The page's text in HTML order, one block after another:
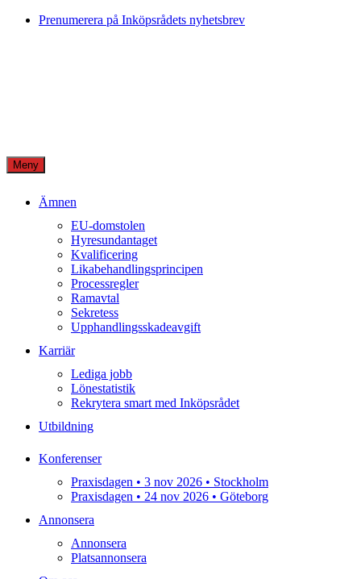
Skip
Prenumerera på Inköpsrådets nyhetsbrev
Meny
Ämnen
EU-domstolen
Hyresundantaget
Kvalificering
Likabehandlingsprincipen
Processregler
Ramavtal
Sekretess
Upphandlingsskadeavgift
Karriär
Lediga jobb
Lönestatistik
Rekrytera smart med Inköpsrådet
Utbildning
Konferenser
Praxisdagen • 3 nov 2026 • Stockholm
Praxisdagen • 24 nov 2026 • Göteborg
Annonsera
Annonsera
Platsannonsera